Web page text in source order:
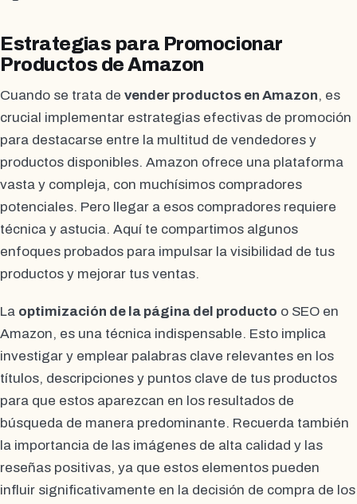
Estrategias para Promocionar
Productos de Amazon
Cuando se trata de vender productos en Amazon, es
crucial implementar estrategias efectivas de promoción
para destacarse entre la multitud de vendedores y
productos disponibles. Amazon ofrece una plataforma
vasta y compleja, con muchísimos compradores
potenciales. Pero llegar a esos compradores requiere
técnica y astucia. Aquí te compartimos algunos
enfoques probados para impulsar la visibilidad de tus
productos y mejorar tus ventas.
La optimización de la página del producto o SEO en
Amazon, es una técnica indispensable. Esto implica
investigar y emplear palabras clave relevantes en los
títulos, descripciones y puntos clave de tus productos
para que estos aparezcan en los resultados de
búsqueda de manera predominante. Recuerda también
la importancia de las imágenes de alta calidad y las
reseñas positivas, ya que estos elementos pueden
influir significativamente en la decisión de compra de los